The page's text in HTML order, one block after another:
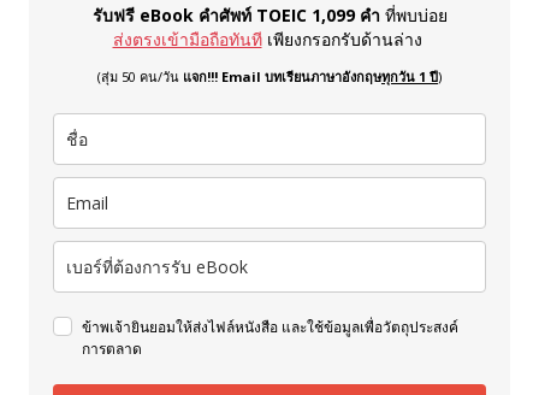
รับฟรี eBook คำศัพท์ TOEIC 1,099 คำ ที่พบบ่อย
ส่งตรงเข้ามือถือทันที เพียงกรอกรับด้านล่าง
(สุ่ม 50 คน/วัน แจก!!! Email บทเรียนภาษาอังกฤษทุกวัน 1 ปี)
ข้าพเจ้ายินยอมให้ส่งไฟล์หนังสือ และใช้ข้อมูลเพื่อวัตถุประสงค์
การตลาด